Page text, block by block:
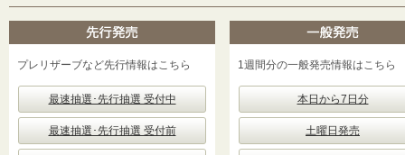
プレリザーブなど先行情報はこちら
最速抽選･先行抽選 受付中
最速抽選･先行抽選 受付前
1週間分の一般発売情報はこちら
本日から7日分
土曜日発売